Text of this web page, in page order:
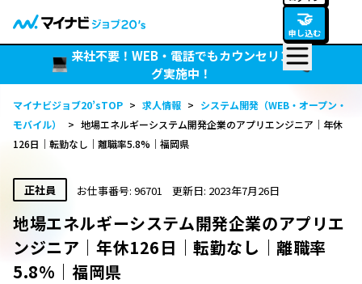
🤝
申し込む
来社不要！WEB・電話でもカウンセリン
グ実施中！
マイナビジョブ20’sTOP > 求人情報 > システム開発（WEB・オープン・
モバイル）
> 地場エネルギーシステム開発企業のアプリエンジニア｜年休
126日｜転勤なし｜離職率5.8%｜福岡県
正社員 お仕事番号: 96701 更新日: 2023年7月26日
地場エネルギーシステム開発企業のアプリエ
ンジニア｜年休126日｜転勤なし｜離職率
5.8%｜福岡県